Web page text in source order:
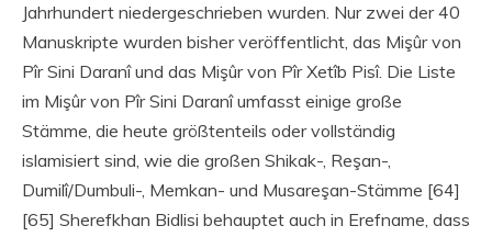
Jahrhundert niedergeschrieben wurden. Nur zwei der 40
Manuskripte wurden bisher veröffentlicht, das Mişûr von
Pîr Sini Daranî und das Mişûr von Pîr Xetîb Pisî. Die Liste
im Mişûr von Pîr Sini Daranî umfasst einige große
Stämme, die heute größtenteils oder vollständig
islamisiert sind, wie die großen Shikak-, Reşan-,
Dumilî/Dumbuli-, Memkan- und Musareşan-Stämme [64]
[65] Sherefkhan Bidlisi behauptet auch in Erefname, dass